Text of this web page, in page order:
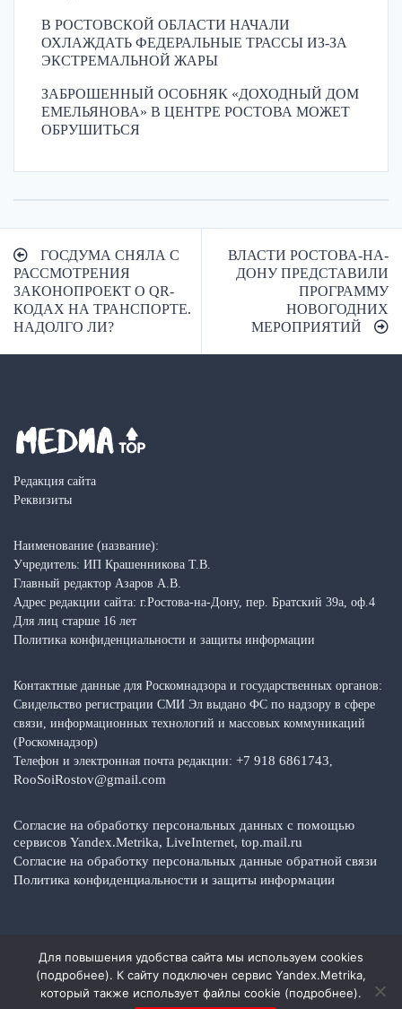
В РОСТОВСКОЙ ОБЛАСТИ НАЧАЛИ
ОХЛАЖДАТЬ ФЕДЕРАЛЬНЫЕ ТРАССЫ ИЗ-ЗА
ЭКСТРЕМАЛЬНОЙ ЖАРЫ
ЗАБРОШЕННЫЙ ОСОБНЯК «ДОХОДНЫЙ ДОМ
ЕМЕЛЬЯНОВА» В ЦЕНТРЕ РОСТОВА МОЖЕТ
ОБРУШИТЬСЯ
Навигация
по
записям
ГОСДУМА СНЯЛА С
РАССМОТРЕНИЯ
ЗАКОНОПРОЕКТ О QR-
КОДАХ НА ТРАНСПОРТЕ.
НАДОЛГО ЛИ?
ВЛАСТИ РОСТОВА-НА-
ДОНУ ПРЕДСТАВИЛИ
ПРОГРАММУ
НОВОГОДНИХ
МЕРОПРИЯТИЙ
Редакция сайта
Реквизиты
Наименование (название):
Учредитель: ИП Крашенникова Т.В.
Главный редактор Азаров А.В.
Адрес редакции сайта: г.Ростова-на-Дону, пер. Братский 39а, оф.4
Для лиц старше 16 лет
Политика конфиденциальности и защиты информации
Контактные данные для Роскомнадзора и государственных органов:
Свидельство регистрации СМИ Эл выдано ФС по надзору в сфере
связи, информационных технологий и массовых коммуникаций
(Роскомнадзор)
Телефон и электронная почта редакции: +7 918 6861743,
RooSoiRostov@gmail.com
Согласие на обработку персональных данных с помощью
сервисов Yandex.Metrika, LiveInternet, top.mail.ru
Согласие на обработку персональных данные обратной связи
Политика конфиденциальности и защиты информации
Copyright © 2026 Media Top — Общественно-политические факты,
события, новости
Для повышения удобства сайта мы используем cookies
(подробнее). К сайту подключен сервис Yandex.Metrika,
который также использует файлы cookie (подробнее).